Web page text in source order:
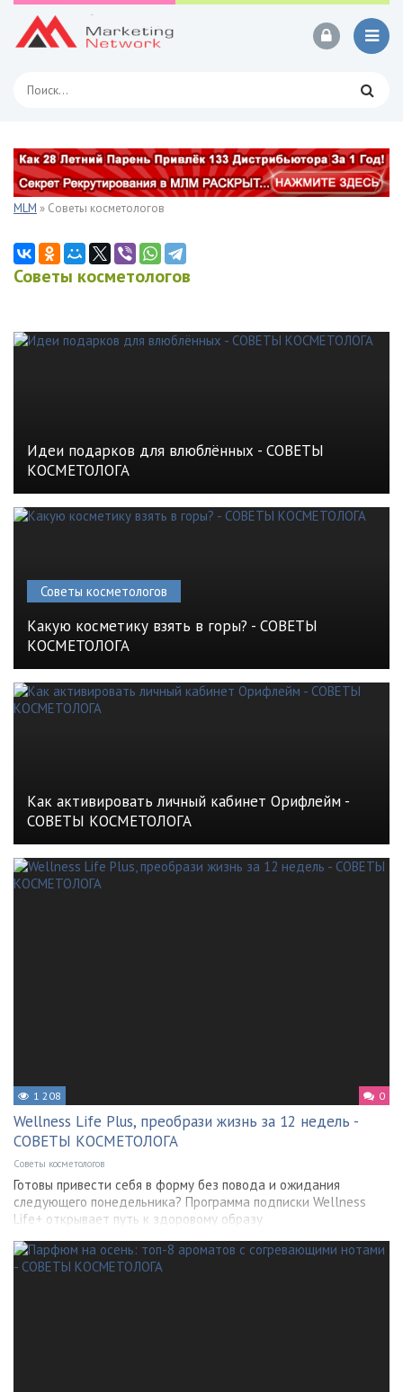
MLM » Советы косметологов
Советы косметологов
Идеи подарков для влюблённых - СОВЕТЫ
КОСМЕТОЛОГА
Советы косметологов
Какую косметику взять в горы? - СОВЕТЫ
КОСМЕТОЛОГА
Как активировать личный кабинет Орифлейм -
СОВЕТЫ КОСМЕТОЛОГА
1 208 0
Wellness Life Plus, преобрази жизнь за 12 недель -
СОВЕТЫ КОСМЕТОЛОГА
Советы косметологов
Готовы привести себя в форму без повода и ожидания
следующего понедельника? Программа подписки Wellness
Life+ открывает путь к здоровому образу